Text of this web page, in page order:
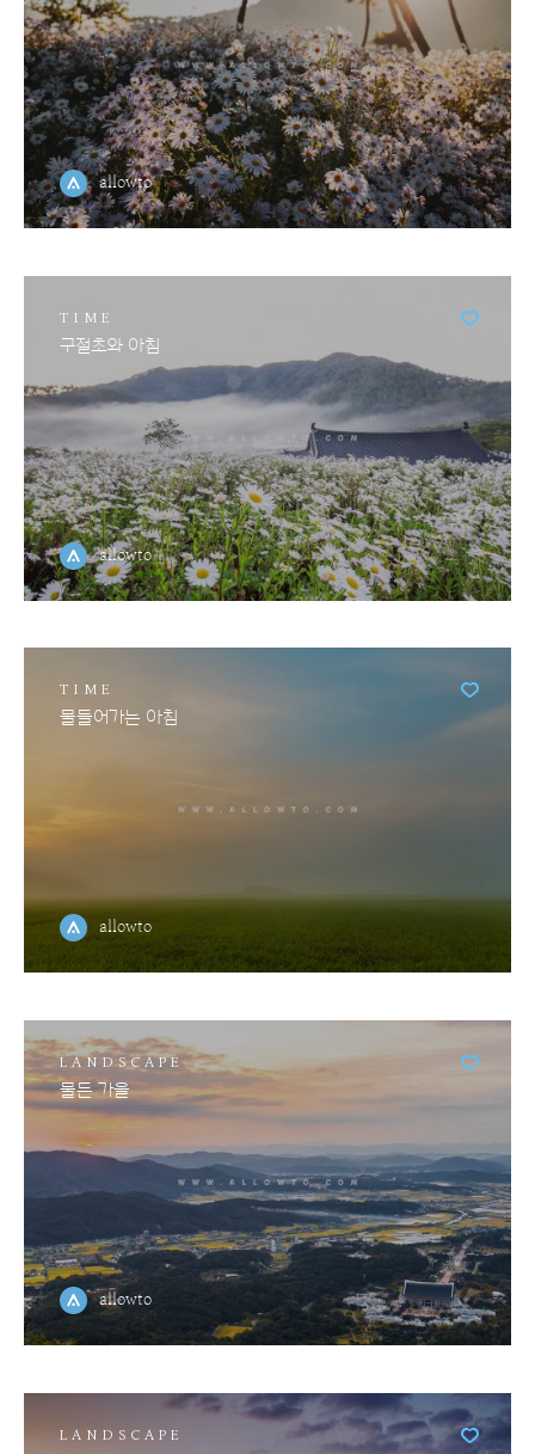
allowto
TIME
구절초와 아침
allowto
TIME
물들어가는 아침
allowto
LANDSCAPE
물든 가을
allowto
LANDSCAPE